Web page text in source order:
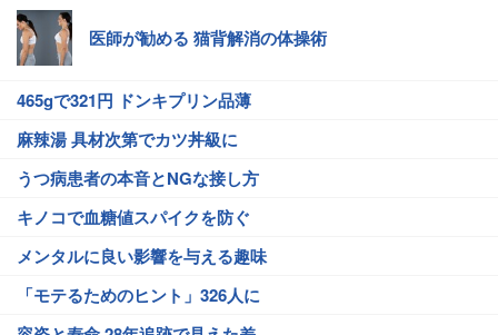
医師が勧める 猫背解消の体操術
465gで321円 ドンキプリン品薄
麻辣湯 具材次第でカツ丼級に
うつ病患者の本音とNGな接し方
キノコで血糖値スパイクを防ぐ
メンタルに良い影響を与える趣味
「モテるためのヒント」326人に